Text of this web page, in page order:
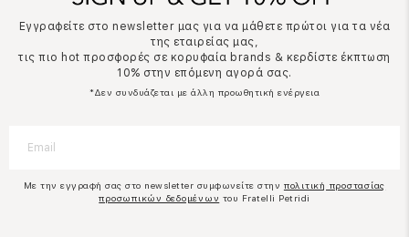
Εγγραφείτε στο newsletter μας για να μάθετε πρώτοι για τα νέα
της εταιρείας μας,
τις πιο hot προσφορές σε κορυφαία brands & κερδίστε έκπτωση
10% στην επόμενη αγορά σας.
*Δεν συνδυάζεται με άλλη προωθητική ενέργεια
Με την εγγραφή σας στο newsletter συμφωνείτε στην πολιτική προστασίας
προσωπικών δεδομένων του Fratelli Petridi